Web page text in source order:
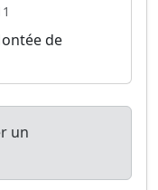
de
un